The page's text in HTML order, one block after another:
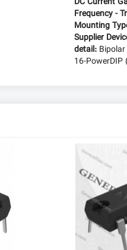
Frequency -
Mounting
Supplier
detail:
16-PowerDIP